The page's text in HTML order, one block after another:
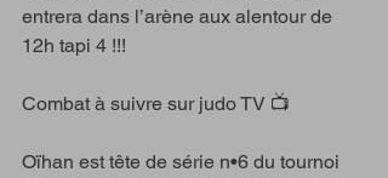
entrera dans l’arène aux alentour de
12h tapi 4 !!!
Combat à suivre sur judo TV 📺
Oïhan est tête de série n•6 du tournoi